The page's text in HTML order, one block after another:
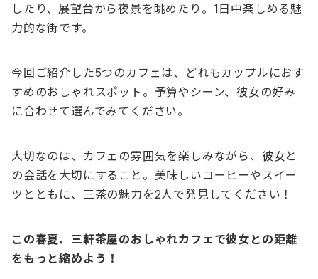
したり、展望台から夜景を眺めたり。1日中楽しめる魅
力的な街です。
今回ご紹介した5つのカフェは、どれもカップルにおす
すめのおしゃれスポット。予算やシーン、彼女の好み
に合わせて選んでみてください。
大切なのは、カフェの雰囲気を楽しみながら、彼女と
の会話を大切にすること。美味しいコーヒーやスイー
ツとともに、三茶の魅力を2人で発見してください！
この春夏、三軒茶屋のおしゃれカフェで彼女との距離
をもっと縮めよう！